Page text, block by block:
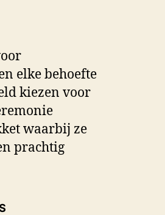
elke behoefte
kiezen voor
waarbij ze
prachtig